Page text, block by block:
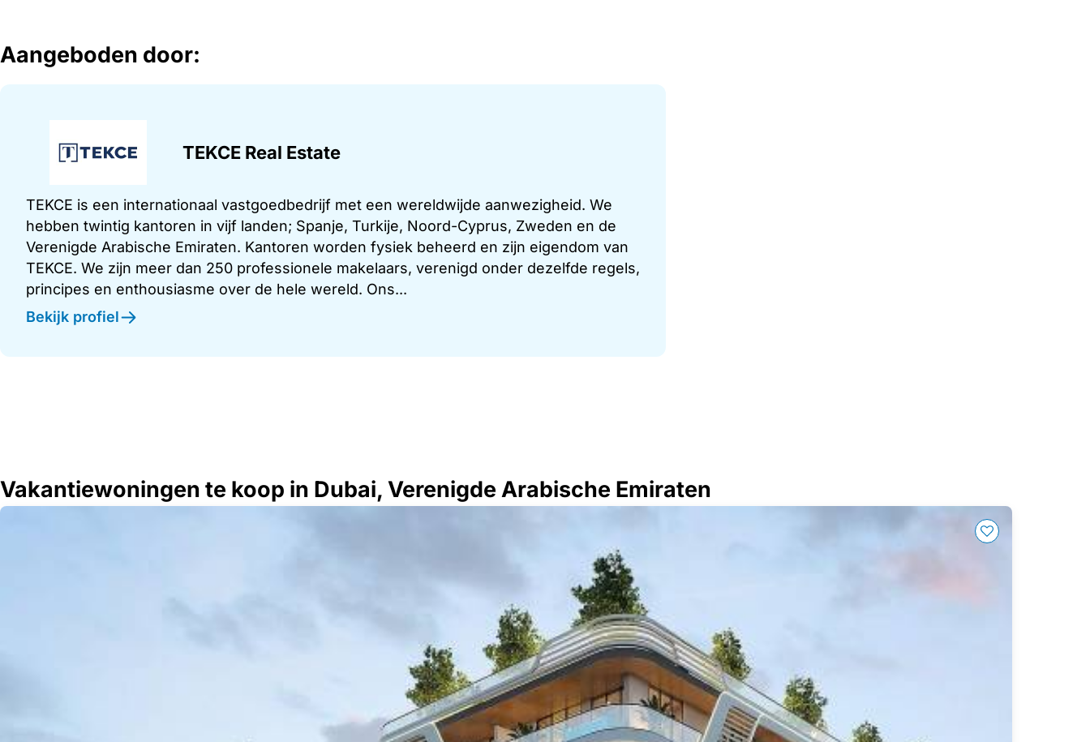
Aangeboden door:
TEKCE Real Estate
TEKCE is een internationaal vastgoedbedrijf met een wereldwijde aanwezigheid. We
hebben twintig kantoren in vijf landen; Spanje, Turkije, Noord-Cyprus, Zweden en de
Verenigde Arabische Emiraten. Kantoren worden fysiek beheerd en zijn eigendom van
TEKCE. We zijn meer dan 250 professionele makelaars, verenigd onder dezelfde regels,
principes en enthousiasme over de hele wereld. Ons...
Bekijk profiel
Vakantiewoningen te koop in Dubai, Verenigde Arabische Emiraten